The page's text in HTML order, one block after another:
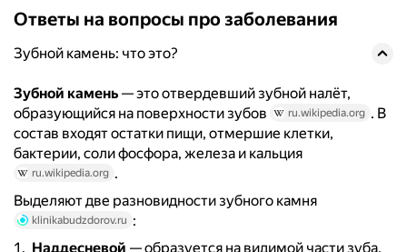
Ответы на вопросы про заболевания
Зубной камень: что это?
Зубной камень — это отвердевший зубной налёт,
образующийся на поверхности зубов
ru.wikipedia.org . В
состав входят остатки пищи, отмершие клетки,
бактерии, соли фосфора, железа и кальция
ru.wikipedia.org .
Выделяют две разновидности зубного камня
klinikabudzdorov.ru :
Наддесневой — образуется на видимой части зуба,